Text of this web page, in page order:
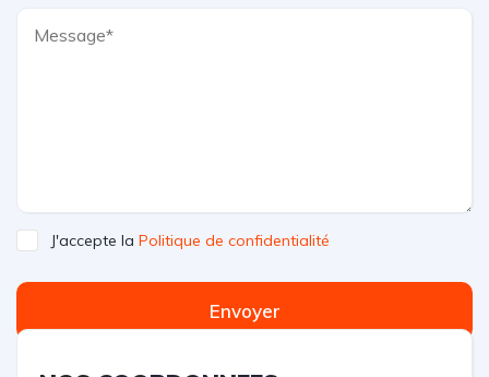
J'accepte la Politique de confidentialité
Envoyer